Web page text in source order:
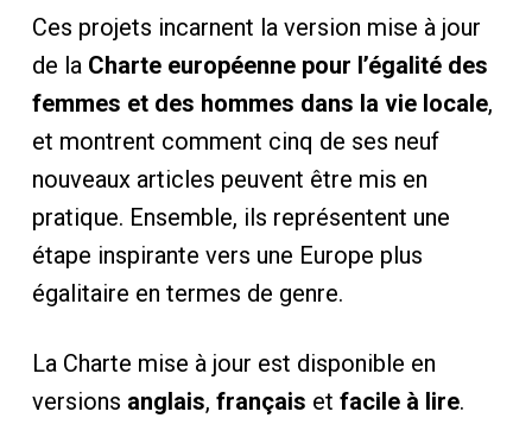
Ces projets incarnent la version mise à jour
de la Charte européenne pour l’égalité des
femmes et des hommes dans la vie locale,
et montrent comment cinq de ses neuf
nouveaux articles peuvent être mis en
pratique. Ensemble, ils représentent une
étape inspirante vers une Europe plus
égalitaire en termes de genre.
La Charte mise à jour est disponible en
versions anglais, français et facile à lire.